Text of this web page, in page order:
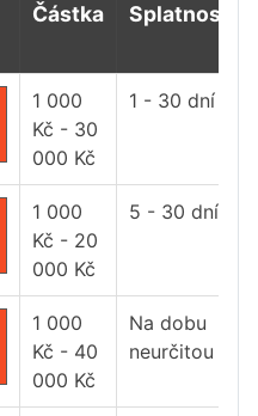
Částka Splatnost
1 000
Kč - 30
000 Kč
1 - 30 dní
1 000
Kč - 20
000 Kč
5 - 30 dní
1 000
Kč - 40
000 Kč
Na dobu
neurčitou